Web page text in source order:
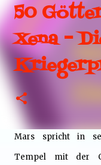
50
Xena –
Mars spricht in
Tempel mit der